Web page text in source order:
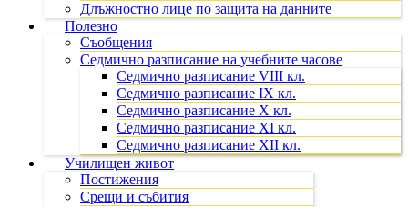
Длъжностно лице по защита на данните
Полезно
Съобщения
Седмично разписание на учебните часове
Седмично разписание VIII кл.
Седмично разписание IX кл.
Седмично разписание X кл.
Седмично разписание XI кл.
Седмично разписание XII кл.
Училищен живот
Постижения
Срещи и събития